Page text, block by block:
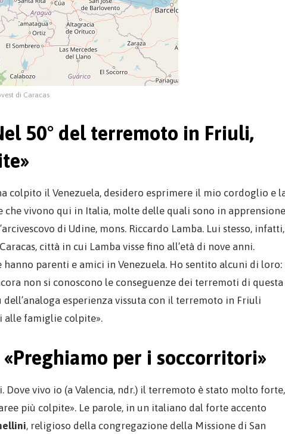
di Caracas
50° del terremoto in Friuli,
colpito il Venezuela, desidero esprimere il mio cordoglio e
vivono qui in Italia, molte delle quali sono in apprensione
di Udine, mons. Riccardo Lamba. Lui stesso, infatti,
città in cui Lamba visse fino all’età di nove anni.
parenti e amici in Venezuela. Ho sentito alcuni di loro:
non si conoscono le conseguenze dei terremoti di questa
esperienza vissuta con il terremoto in Friuli
alle famiglie colpite».
per i soccorritori»
vivo io (a Valencia, ndr.) il terremoto è stato molto forte,
più colpite». Le parole, in un italiano dal forte accento
, religioso della congregazione della Missione di San